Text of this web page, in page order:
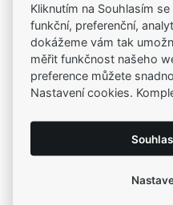
Garance vysoké
Certifikáty původu a
Kamenné
Zastavte se do jedné
Parametry
Kliknutím na Souhlasím
funkční, preferenční,
dokážeme vám tak
měřit funkčnost našeho
preference můžete
Nastavení cookies.